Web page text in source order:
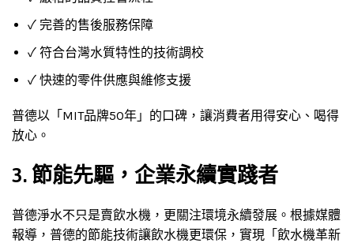
✓ 完善的售後服務保障
✓ 符合台灣水質特性的技術調校
✓ 快速的零件供應與維修支援
普德以「MIT品牌50年」的口碑，讓消費者用得安心、喝得
放心。
3. 節能先驅，企業永續實踐者
普德淨水不只是賣飲水機，更關注環境永續發展。根據媒體
報導，普德的節能技術讓飲水機更環保，實現「飲水機革新